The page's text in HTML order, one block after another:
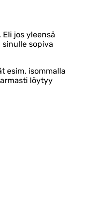
jos yleensä
sinulle sopiva
esim. isommalla
löytyy